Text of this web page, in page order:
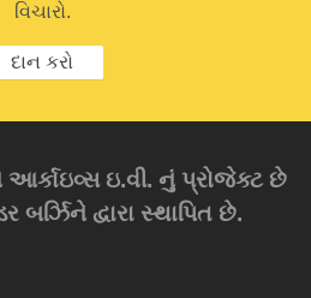
વિચારો.
દાન કરો
આર્કાઇવ્સ ઇ.વી. નું પ્રોજેક્ટ છે
દ્વારા સ્થાપિત છે.